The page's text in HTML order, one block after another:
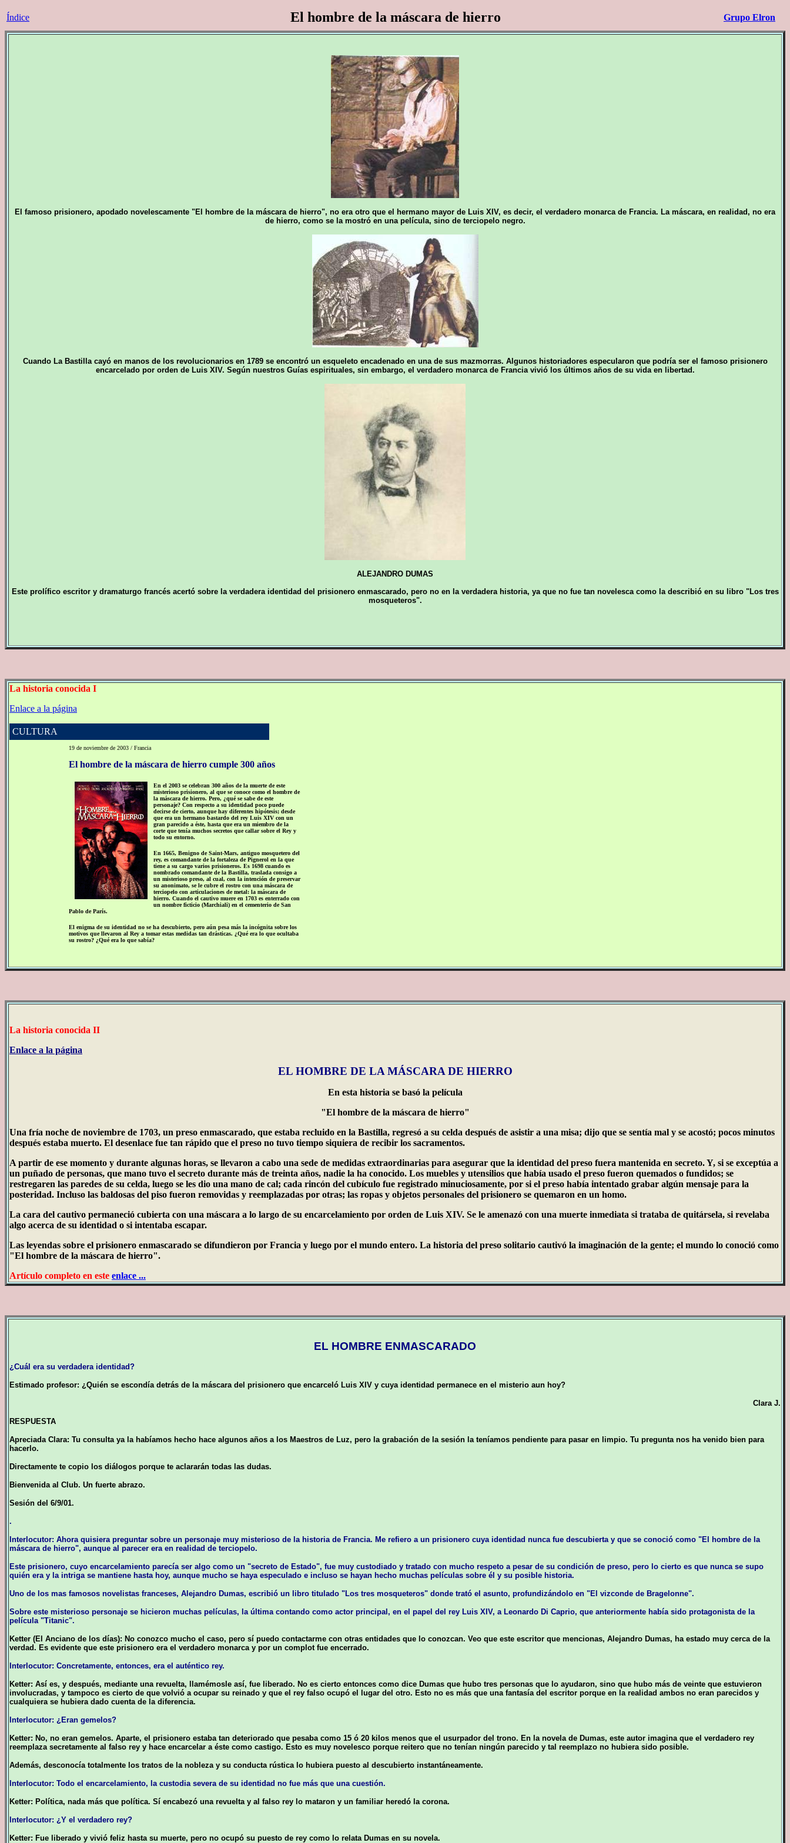
Índice El hombre de la máscara de hierro Grupo Elron
El famoso prisionero, apodado novelescamente "El hombre de la máscara de hierro", no era otro que el hermano mayor de Luis XIV, es decir, el verdadero monarca de Francia. La máscara, en realidad, no era
de hierro, como se la mostró en una película, sino de terciopelo negro.
Cuando La Bastilla cayó en manos de los revolucionarios en 1789 se encontró un esqueleto encadenado en una de sus mazmorras. Algunos historiadores especularon que podría ser el famoso prisionero
encarcelado por orden de Luis XIV. Según nuestros Guías espirituales, sin embargo, el verdadero monarca de Francia vivió los últimos años de su vida en libertad.
ALEJANDRO DUMAS
Este prolífico escritor y dramaturgo francés acertó sobre la verdadera identidad del prisionero enmascarado, pero no en la verdadera historia, ya que no fue tan novelesca como la describió en su libro "Los tres
mosqueteros".
La historia conocida I
Enlace a la página
CULTURA
19 de noviembre de 2003 / Francia
El hombre de la máscara de hierro cumple 300 años
En el 2003 se celebran 300 años de la muerte de este
misterioso prisionero, al que se conoce como el hombre de
la máscara de hierro. Pero, ¿qué se sabe de este
personaje? Con respecto a su identidad poco puede
decirse de cierto, aunque hay diferentes hipótesis; desde
que era un hermano bastardo del rey Luis XIV con un
gran parecido a éste, hasta que era un miembro de la
corte que tenía muchos secretos que callar sobre el Rey y
todo su entorno.
En 1665, Benigno de Saint-Mars, antiguo mosquetero del
rey, es comandante de la fortaleza de Pignerol en la que
tiene a su cargo varios prisioneros. Es 1698 cuando es
nombrado comandante de la Bastilla, traslada consigo a
un misterioso preso, al cual, con la intención de preservar
su anonimato, se le cubre el rostro con una máscara de
terciopelo con articulaciones de metal: la máscara de
hierro. Cuando el cautivo muere en 1703 es enterrado con
un nombre ficticio (Marchiali) en el cementerio de San
Pablo de París.
El enigma de su identidad no se ha descubierto, pero aún pesa más la incógnita sobre los
motivos que llevaron al Rey a tomar estas medidas tan drásticas. ¿Qué era lo que ocultaba
su rostro? ¿Qué era lo que sabía?
La historia conocida II
Enlace a la página
EL HOMBRE DE LA MÁSCARA DE HIERRO
En esta historia se basó la película
"El hombre de la máscara de hierro"
Una fría noche de noviembre de 1703, un preso enmascarado, que estaba recluido en la Bastilla, regresó a su celda después de asistir a una misa; dijo que se sentía mal y se acostó; pocos minutos
después estaba muerto. El desenlace fue tan rápido que el preso no tuvo tiempo siquiera de recibir los sacramentos.
A partir de ese momento y durante algunas horas, se llevaron a cabo una sede de medidas extraordinarias para asegurar que la identidad del preso fuera mantenida en secreto. Y, si se exceptúa a
un puñado de personas, que mano tuvo el secreto durante más de treinta años, nadie la ha conocido. Los muebles y utensilios que había usado el preso fueron quemados o fundidos; se
restregaren las paredes de su celda, luego se les dio una mano de cal; cada rincón del cubículo fue registrado minuciosamente, por si el preso había intentado grabar algún mensaje para la
posteridad. Incluso las baldosas del piso fueron removidas y reemplazadas por otras; las ropas y objetos personales del prisionero se quemaron en un homo.
La cara del cautivo permaneció cubierta con una máscara a lo largo de su encarcelamiento por orden de Luis XIV. Se le amenazó con una muerte inmediata si trataba de quitársela, si revelaba
algo acerca de su identidad o si intentaba escapar.
Las leyendas sobre el prisionero enmascarado se difundieron por Francia y luego por el mundo entero. La historia del preso solitario cautivó la imaginación de la gente; el mundo lo conoció como
"El hombre de la máscara de hierro".
Artículo completo en este enlace ...
EL HOMBRE ENMASCARADO
¿Cuál era su verdadera identidad?
Estimado profesor: ¿Quién se escondía detrás de la máscara del prisionero que encarceló Luis XIV y cuya identidad permanece en el misterio aun hoy?
Clara J.
RESPUESTA
Apreciada Clara: Tu consulta ya la habíamos hecho hace algunos años a los Maestros de Luz, pero la grabación de la sesión la teníamos pendiente para pasar en limpio. Tu pregunta nos ha venido bien para
hacerlo.
Directamente te copio los diálogos porque te aclararán todas las dudas.
Bienvenida al Club. Un fuerte abrazo.
Sesión del 6/9/01.
.
Interlocutor: Ahora quisiera preguntar sobre un personaje muy misterioso de la historia de Francia. Me refiero a un prisionero cuya identidad nunca fue descubierta y que se conoció como "El hombre de la
máscara de hierro", aunque al parecer era en realidad de terciopelo.
Este prisionero, cuyo encarcelamiento parecía ser algo como un "secreto de Estado", fue muy custodiado y tratado con mucho respeto a pesar de su condición de preso, pero lo cierto es que nunca se supo
quién era y la intriga se mantiene hasta hoy, aunque mucho se haya especulado e incluso se hayan hecho muchas películas sobre él y su posible historia.
Uno de los mas famosos novelistas franceses, Alejandro Dumas, escribió un libro titulado "Los tres mosqueteros" donde trató el asunto, profundizándolo en "El vizconde de Bragelonne".
Sobre este misterioso personaje se hicieron muchas películas, la última contando como actor principal, en el papel del rey Luis XIV, a Leonardo Di Caprio, que anteriormente había sido protagonista de la
película "Titanic".
Ketter (El Anciano de los días): No conozco mucho el caso, pero sí puedo contactarme con otras entidades que lo conozcan. Veo que este escritor que mencionas, Alejandro Dumas, ha estado muy cerca de la
verdad. Es evidente que este prisionero era el verdadero monarca y por un complot fue encerrado.
Interlocutor: Concretamente, entonces, era el auténtico rey.
Ketter: Así es, y después, mediante una revuelta, llamémosle así, fue liberado. No es cierto entonces como dice Dumas que hubo tres personas que lo ayudaron, sino que hubo más de veinte que estuvieron
involucradas, y tampoco es cierto de que volvió a ocupar su reinado y que el rey falso ocupó el lugar del otro. Esto no es más que una fantasía del escritor porque en la realidad ambos no eran parecidos y
cualquiera se hubiera dado cuenta de la diferencia.
Interlocutor: ¿Eran gemelos?
Ketter: No, no eran gemelos. Aparte, el prisionero estaba tan deteriorado que pesaba como 15 ó 20 kilos menos que el usurpador del trono. En la novela de Dumas, este autor imagina que el verdadero rey
reemplaza secretamente al falso rey y hace encarcelar a éste como castigo. Esto es muy novelesco porque reitero que no tenían ningún parecido y tal reemplazo no hubiera sido posible.
Además, desconocía totalmente los tratos de la nobleza y su conducta rústica lo hubiera puesto al descubierto instantáneamente.
Interlocutor: Todo el encarcelamiento, la custodia severa de su identidad no fue más que una cuestión.
Ketter: Política, nada más que política. Sí encabezó una revuelta y al falso rey lo mataron y un familiar heredó la corona.
Interlocutor: ¿Y el verdadero rey?
Ketter: Fue liberado y vivió feliz hasta su muerte, pero no ocupó su puesto de rey como lo relata Dumas en su novela.